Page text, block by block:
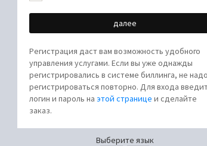
Регистрация даст вам возможность удобного
управления услугами. Если вы уже однажды
регистрировались в системе биллинга, не надо
регистрироваться повторно. Для входа
логин и пароль на этой странице и сделайте
заказ.
Выберите язык